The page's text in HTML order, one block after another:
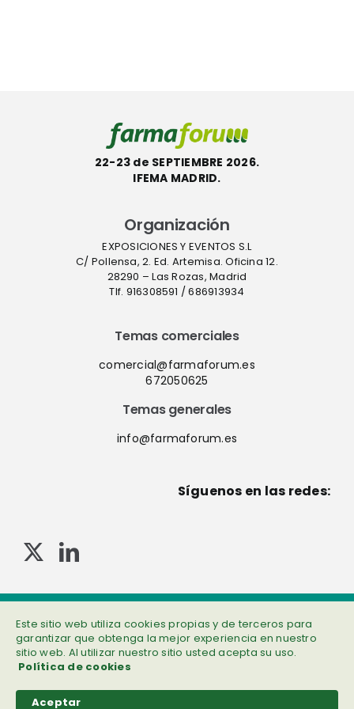
22-23 de SEPTIEMBRE 2026.
IFEMA MADRID.
Organización
EXPOSICIONES Y EVENTOS S.L
C/ Pollensa, 2. Ed. Artemisa. Oficina 12.
28290 – Las Rozas, Madrid
Tlf. 916308591 / 686913934
Temas comerciales
comercial@farmaforum.es
672050625
Temas generales
info@farmaforum.es
Síguenos en las redes:
Este sitio web utiliza cookies propias y de terceros para
garantizar que obtenga la mejor experiencia en nuestro
sitio web. Al utilizar nuestro sitio usted acepta su uso.
Política de cookies
Aceptar
© Copyright 2013-2023 . Todos los derechos reservados
Política de privacidad|Cookies|Aviso legal| Información adicional